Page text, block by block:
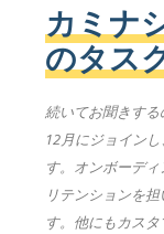
カミナ
のタス
続いてお聞きす
12月にジョイン
す。オンボーデ
リテンションを
す。他にもカス